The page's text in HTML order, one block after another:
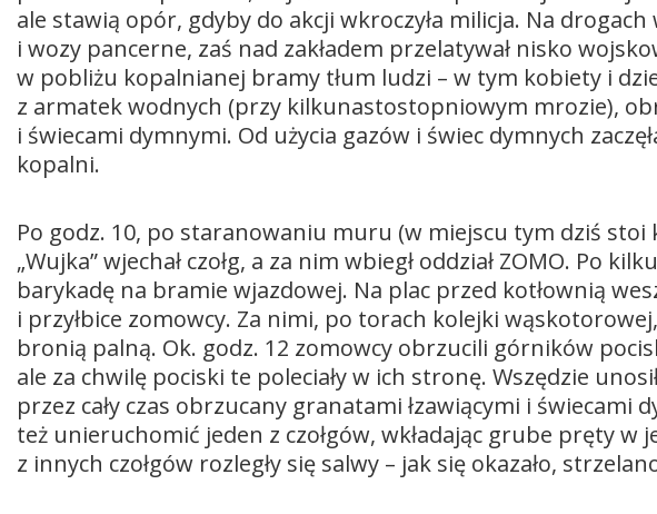
ale stawią opór, gdyby do akcji wkroczyła milicja. Na drogach
i wozy pancerne, zaś nad zakładem przelatywał nisko
w pobliżu kopalnianej bramy tłum ludzi – w tym kobiety i
z armatek wodnych (przy kilkunastostopniowym mrozie),
i świecami dymnymi. Od użycia gazów i świec dymnych
kopalni.
Po godz. 10, po staranowaniu muru (w miejscu tym dziś stoi
„Wujka” wjechał czołg, a za nim wbiegł oddział ZOMO. Po
barykadę na bramie wjazdowej. Na plac przed kotłownią
i przyłbice zomowcy. Za nimi, po torach kolejki
bronią palną. Ok. godz. 12 zomowcy obrzucili górników
ale za chwilę pociski te poleciały w ich stronę. Wszędzie
przez cały czas obrzucany granatami łzawiącymi i świecami
też unieruchomić jeden z czołgów, wkładając grube pręty w
z innych czołgów rozległy się salwy – jak się okazało,